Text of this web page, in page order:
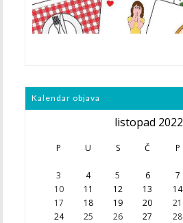
Kalendar objava
listopad 2022
P U S Č P
3
4 5 6 7
10
11 12 13 14
17
18 19 20 21
24
25 26 27 28